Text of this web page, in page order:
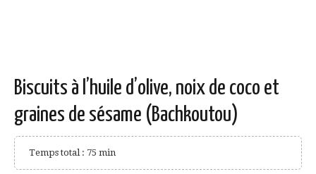
Biscuits à l’huile d’olive, noix de coco et
graines de sésame (Bachkoutou)
Temps total : 75 min